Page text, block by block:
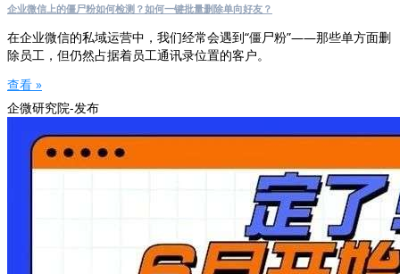
企业微信上的僵尸粉如何检测？如何一键批量删除单向好友？
在企业微信的私域运营中，我们经常会遇到“僵尸粉”——那些单方面删
除员工，但仍然占据着员工通讯录位置的客户。
查看 »
企微研究院-发布